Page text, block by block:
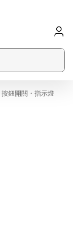
鈕開關・指示燈